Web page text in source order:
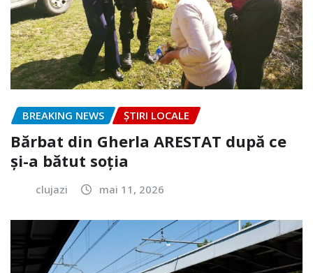
BREAKING NEWS ȘTIRI LOCALE
Bărbat din Gherla ARESTAT după ce
și-a bătut soția
clujazi mai 11, 2026